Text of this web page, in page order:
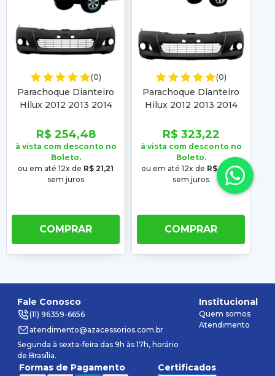
(0)
Parachoque Dianteiro
Hilux 2012 2013 2014
Furo Milha Sem Furo
Moldura Preto
R$ 254,48
à vista com desconto no
Boleto.
ou em até 12x de R$ 21,21
sem juros
COMPRAR
(0)
Parachoque Dianteiro
Hilux 2012 2013 2014
Furo Milha Sem Furo
Moldura Preto
R$ 323,22
à vista com desconto no
Boleto.
ou em até 12x de R$ 26,94
sem juros
COMPRAR
Fale Conosco
(11) 96359-6656
atendimento@azacessorios.com.br
Segunda à sexta-feira das 9h às 17h, horário
de Brasília.
Institucional
Quem somos
Atendimento
Formas de Pagamento Certificados